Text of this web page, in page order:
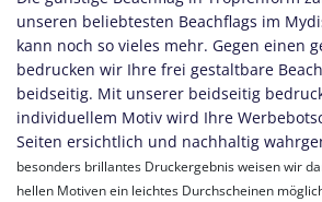
unseren beliebtesten Beachflags im
kann noch so vieles mehr. Gegen einen
bedrucken wir Ihre frei gestaltbare
beidseitig. Mit unserer beidseitig
individuellem Motiv wird Ihre
Seiten ersichtlich und nachhaltig
besonders brillantes Druckergebnis weisen wir
hellen Motiven ein leichtes Durchscheinen